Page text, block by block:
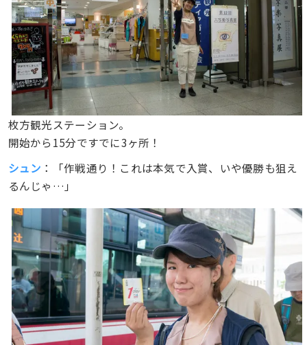
枚方観光ステーション。
開始から15分ですでに3ヶ所！
シュン ：「作戦通り！これは本気で入賞、いや優勝も狙え
るんじゃ…」